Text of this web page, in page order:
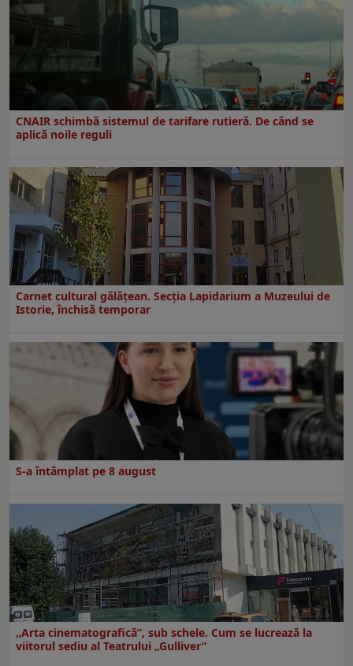
CNAIR schimbă sistemul de tarifare rutieră. De când se
aplică noile reguli
Carnet cultural gălăţean. Secţia Lapidarium a Muzeului de
Istorie, închisă temporar
S-a întâmplat pe 8 august
„Arta cinematografică”, sub schele. Cum se lucrează la
viitorul sediu al Teatrului „Gulliver”